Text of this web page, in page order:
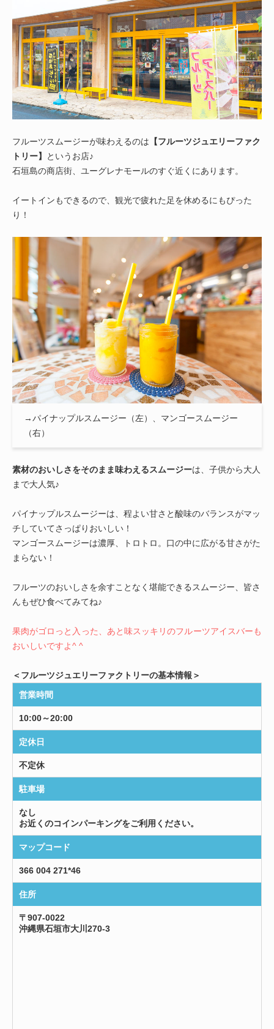
フルーツスムージーが味わえるのは 【フルーツジュエリーファク
トリー】
というお店♪
石垣島の商店街、ユーグレナモールのすぐ近くにあります。
イートインもできるので、観光で疲れた足を休めるにもぴった
り！
→パイナップルスムージー（左）、マンゴースムージー
（右）
素材のおいしさをそのまま味わえるスムージーは、子供から大人
まで大人気♪
パイナップルスムージーは、程よい甘さと酸味のバランスがマッ
チしていてさっぱりおいしい！
マンゴースムージーは濃厚、トロトロ。口の中に広がる甘さがた
まらない！
フルーツのおいしさを余すことなく堪能できるスムージー、皆さ
んもぜひ食べてみてね♪
果肉がゴロっと入った、あと味スッキリのフルーツアイスバーも
おいしいですよ^ ^
＜フルーツジュエリーファクトリーの基本情報＞
営業時間
10:00～20:00
定休日
不定休
駐車場
なし
お近くのコインパーキングをご利用ください。
マップコード
366 004 271*46
住所
〒907-0022
沖縄県石垣市大川270-3